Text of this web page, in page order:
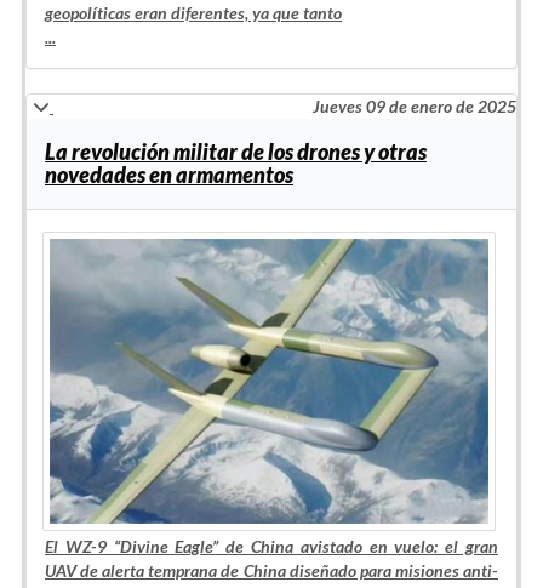
geopolíticas eran diferentes, ya que tanto
...
Jueves 09 de enero de 2025
La revolución militar de los drones y otras
novedades en armamentos
El WZ-9 “Divine Eagle” de China avistado en vuelo: el gran
UAV de alerta temprana de China diseñado para misiones anti-